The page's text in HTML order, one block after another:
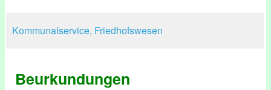
Kommunalservice, Friedhofswesen
Beurkundungen